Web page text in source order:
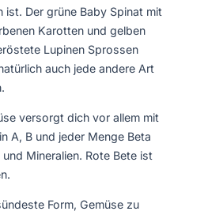
Der grüne Baby Spinat mit
Karotten und gelben
Lupinen Sprossen
auch jede andere Art
versorgt dich vor allem mit
A, B und jeder Menge Beta
Mineralien. Rote Bete ist
Form, Gemüse zu